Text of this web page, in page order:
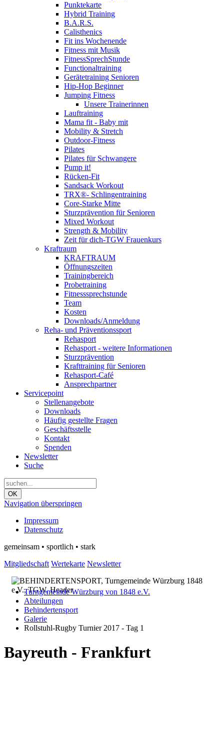
Punktekarte
Hybrid Training
B.A.R.S.
Calisthenics
Fit ins Wochenende
Fitness mit Musik
FitnessSprechStunde
Functionaltraining
Gerätetraining Senioren
Hip-Hop Beginner
Jumping Fitness
Unsere Trainerinnen
Lauftraining
Mama fit - Baby mit
Mobility & Stretch
Outdoor-Fitness
Pilates
Pilates für Schwangere
Pump it!
Rücken-Fit
Sandsack Workout
TRX®- Schlingentraining
Core-Starke Mitte
Sturzprävention für Senioren
Mixed Workout
Strength & Mobility
Zeit für dich-TGW Frauenkurs
Kraftraum
KRAFTRAUM
Öffnungszeiten
Trainingbereich
Probetraining
Fitnesssprechstunde
Team
Kosten
Downloads/Anmeldung
Reha- und Präventionssport
Rehasport
Rehasport - weitere Informationen
Sturzprävention
Krafttraining für Senioren
Rehasport-Café
Ansprechpartner
Servicepoint
Stellenangebote
Downloads
Häufig gestellte Fragen
Geschäftsstelle
Kontakt
Spenden
Newsletter
Suche
OK
Navigation überspringen
Impressum
Datenschutz
gemeinsam • sportlich • stark
Mitgliedschaft Wertekarte Newsletter
Turngemeinde Würzburg von 1848 e.V.
Abteilungen
Behindertensport
Galerie
Rollstuhl-Rugby Turnier 2017 - Tag 1
Bayreuth - Frankfurt